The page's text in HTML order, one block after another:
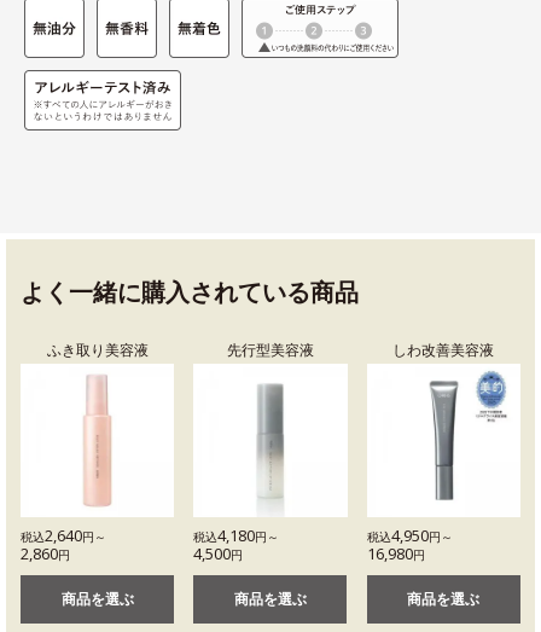
よく一緒に購入されている商品
ふき取り美容液
税込2,640円～
2,860円
商品を選ぶ
先行型美容液
税込4,180円～
4,500円
商品を選ぶ
しわ改善美容液
税込4,950円～
16,980円
商品を選ぶ